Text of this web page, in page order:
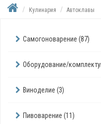
Кулинария Автоклавы
Самогоноварение (87)
Оборудование/
Виноделие (3)
Пивоварение (11)